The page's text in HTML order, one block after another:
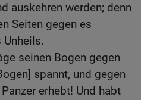
auskehren werden; denn
Seiten gegen es
Unheils.
seinen Bogen gegen
spannt, und gegen
erhebt! Und habt